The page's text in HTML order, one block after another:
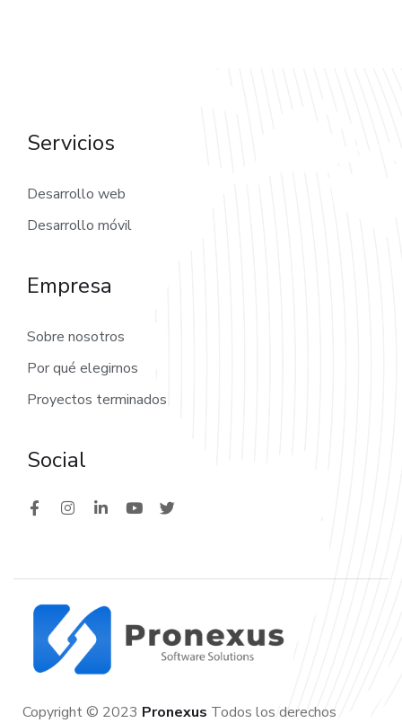
Servicios
Desarrollo web
Desarrollo móvil
Empresa
Sobre nosotros
Por qué elegirnos
Proyectos terminados
Social
Copyright © 2023 Pronexus Todos los derechos